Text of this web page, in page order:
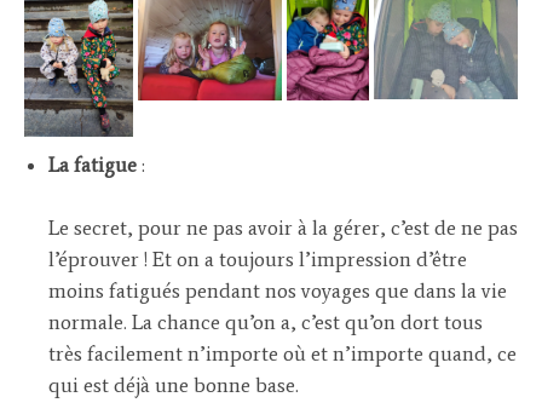
La fatigue :
Le secret, pour ne pas avoir à la gérer, c’est de ne pas
l’éprouver ! Et on a toujours l’impression d’être
moins fatigués pendant nos voyages que dans la vie
normale. La chance qu’on a, c’est qu’on dort tous
très facilement n’importe où et n’importe quand, ce
qui est déjà une bonne base.